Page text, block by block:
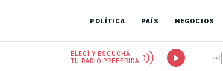
POLÍTICA PAÍS NEGOCIOS
ELEGÍ Y ESCUCHÁ
TU RADIO PREFERIDA